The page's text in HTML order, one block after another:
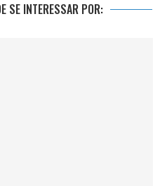
SE INTERESSAR POR: